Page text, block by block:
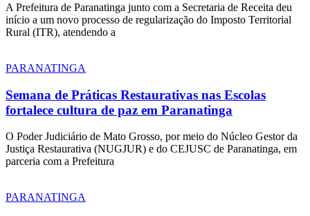
A Prefeitura de Paranatinga junto com a Secretaria de Receita deu
início a um novo processo de regularização do Imposto Territorial
Rural (ITR), atendendo a
PARANATINGA
Semana de Práticas Restaurativas nas Escolas
fortalece cultura de paz em Paranatinga
O Poder Judiciário de Mato Grosso, por meio do Núcleo Gestor da
Justiça Restaurativa (NUGJUR) e do CEJUSC de Paranatinga, em
parceria com a Prefeitura
PARANATINGA